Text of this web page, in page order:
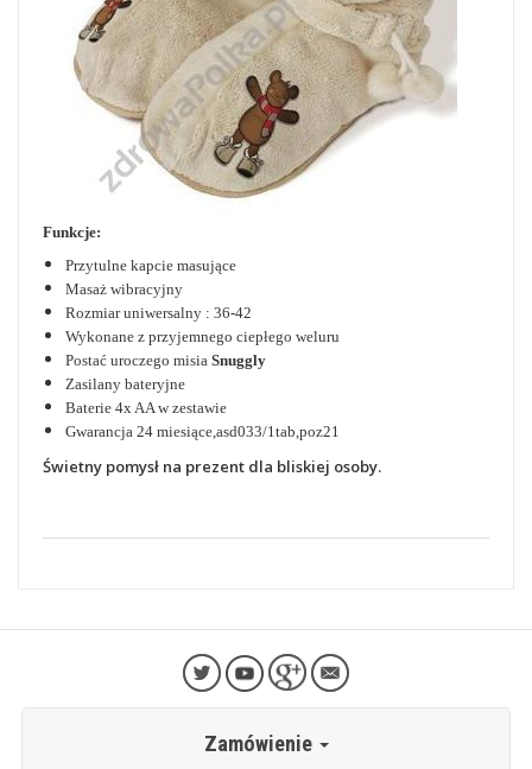
Funkcje:
Przytulne kapcie masujące
Masaż wibracyjny
Rozmiar uniwersalny : 36-42
Wykonane z przyjemnego ciepłego weluru
Postać uroczego misia Snuggly
Zasilany bateryjne
Baterie 4x AA w zestawie
Gwarancja 24 miesiące,asd033/1tab,poz21
Świetny pomysł na prezent dla bliskiej osoby.
Zamówienie